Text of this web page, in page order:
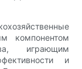
компонентом
играющим
и